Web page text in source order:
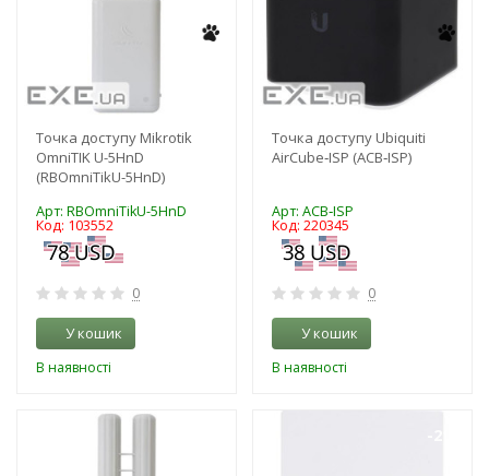
Точка доступу Mikrotik
OmniTIK U-5HnD
(RBOmniTikU-5HnD)
Арт: RBOmniTikU-5HnD
Код: 103552
0
У кошик
В наявності
Точка доступу Ubiquiti
AirCube‑ISP (ACB‑ISP)
Арт: ACB‑ISP
Код: 220345
0
У кошик
В наявності